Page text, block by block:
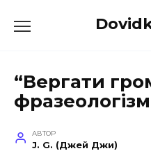
до
“Вергати
фразеологізм
АВТОР
J. G. (Джей Джи)